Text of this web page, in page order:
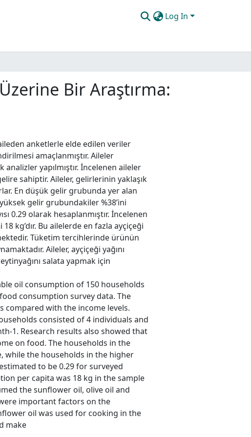
Log In
Bir Araştırma:
anketlerle elde edilen veriler
amaçlanmıştır. Aileler
yapılmıştır. İncelenen aileler
sahiptir. Aileler, gelirlerinin yaklaşık
En düşük gelir grubunda yer alan
gelir grubundakiler %38’ini
0.29 olarak hesaplanmıştır. İncelenen
kg’dır. Bu ailelerde en fazla ayçiçeği
Tüketim tercihlerinde ürünün
Aileler, ayçiçeği yağını
salata yapmak için
oil consumption of 150 households
consumption survey data. The
compared with the income levels.
consisted of 4 individuals and
1. Research results also showed that
on food. The households in the
while the households in the higher
to be 0.29 for surveyed
per capita was 18 kg in the sample
the sunflower oil, olive oil and
important factors on the
oil was used for cooking in the
make